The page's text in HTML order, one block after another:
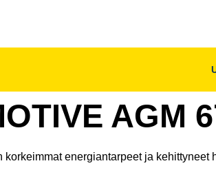
AGM
korkeimmat energiantarpeet ja kehittyneet